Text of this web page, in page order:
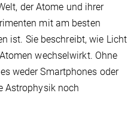
der Atome und ihrer
mit am besten
ist. Sie beschreibt, wie Licht
wechselwirkt. Ohne
weder Smartphones oder
Astrophysik noch